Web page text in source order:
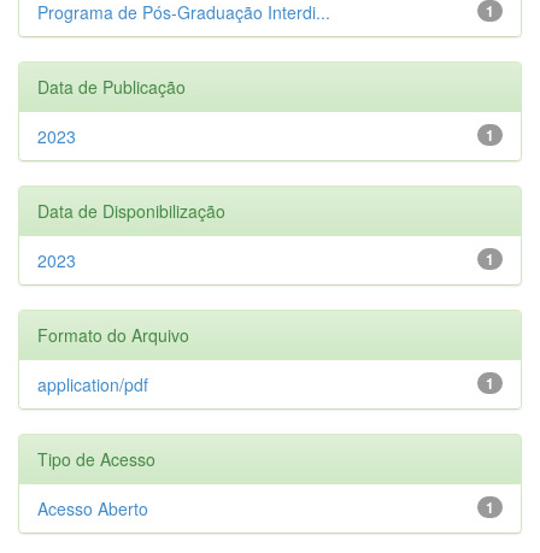
1
Programa de Pós-Graduação Interdi...
Data de Publicação
1
2023
Data de Disponibilização
1
2023
Formato do Arquivo
1
application/pdf
Tipo de Acesso
1
Acesso Aberto